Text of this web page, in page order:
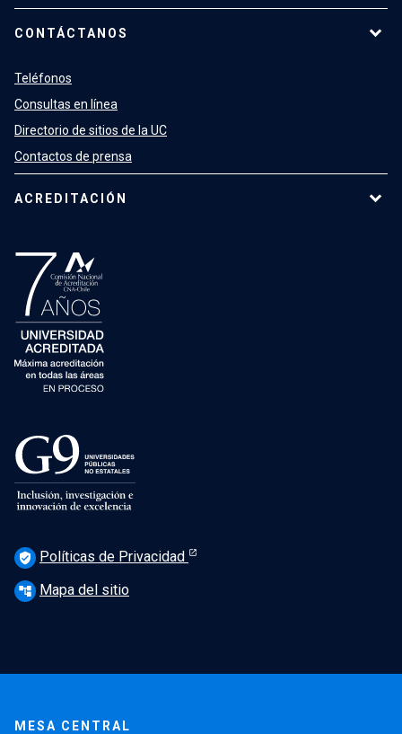
CONTÁCTANOS
Teléfonos
Consultas en línea
Directorio de sitios de la UC
Contactos de prensa
ACREDITACIÓN
verified_user Políticas de Privacidad
account_tree Mapa del sitio
MESA CENTRAL